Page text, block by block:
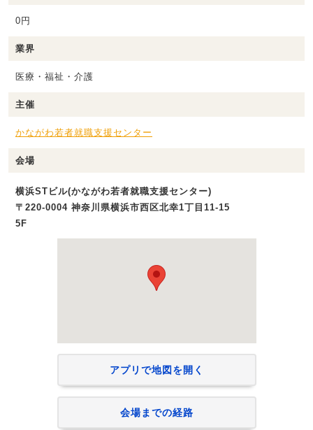
0円
業界
医療・福祉・介護
主催
かながわ若者就職支援センター
会場
横浜STビル(かながわ若者就職支援センター)
〒220-0004 神奈川県横浜市西区北幸1丁目11-15
5F
アプリで地図を開く
会場までの経路